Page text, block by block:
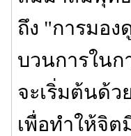
ถึง "การมอง
บวนการในก
จะเริ่มต้นด้ว
เพื่อทำให้จิต